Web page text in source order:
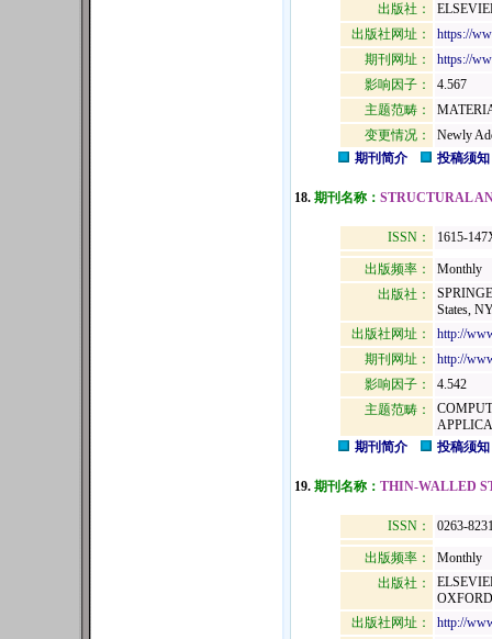
出版社：
出版社网址：
https://
期刊网址：
https://
影响因子：
4.567
主题范畴：
变更情况：
Newly
期刊简介
投稿须知
18. 期刊名称： STRUCTURAL
ISSN： 1615-
出版频率：
Monthly
出版社：
States,
出版社网址：
http://
期刊网址：
http://
影响因子：
4.542
主题范畴：
期刊简介
投稿须知
19. 期刊名称： THIN-WALLED
ISSN： 0263-
出版频率：
Monthly
出版社：
出版社网址：
http://